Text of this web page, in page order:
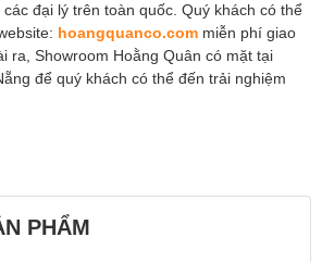
đại lý trên toàn quốc. Quý khách có thể
hoangquanco.com miễn phí giao
ra, Showroom Hoằng Quân có mặt tại
để quý khách có thể đến trải nghiệm
PHẨM